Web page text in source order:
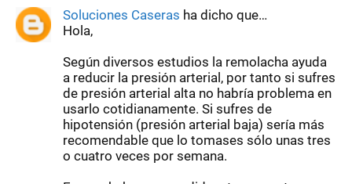
Soluciones Caseras ha dicho que…
Hola,
Según diversos estudios la remolacha ayuda
a reducir la presión arterial, por tanto si sufres
de presión arterial alta no habría problema en
usarlo cotidianamente. Si sufres de
hipotensión (presión arterial baja) sería más
recomendable que lo tomases sólo unas tres
o cuatro veces por semana.